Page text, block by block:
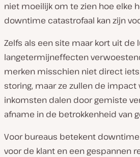
niet moeilijk om te zien hoe elke
downtime catastrofaal kan zijn
Zelfs als een site maar kort uit de
langetermijneffecten
merken misschien niet direct iets
storing, maar ze zullen de impact
inkomsten dalen door gemiste
afname in de betrokkenheid van
Voor bureaus betekent
voor de klant en een gespannen